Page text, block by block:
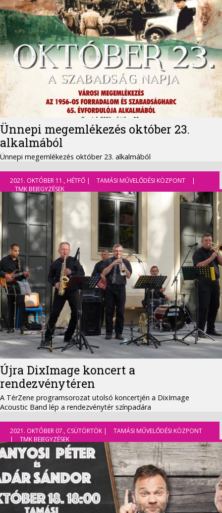
Ünnepi megemlékezés október 23.
alkalmából
Ünnepi megemlékezés október 23. alkalmából
2021. OKTÓBER 11., HÉTFŐ | TAMÁSI MŰVELŐDÉSI KÖZPONT
|
TMK BEJEGYZÉSEK
Újra DixImage koncert a
rendezvénytéren
A TérZene programsorozat utolsó koncertjén a DixImage
Acoustic Band lép a rendezvénytér színpadára
2021. OKTÓBER 07., CSÜTÖRTÖK |
TAMÁSI MŰVELŐDÉSI KÖZPONT
|
TMK BEJEGYZÉSEK